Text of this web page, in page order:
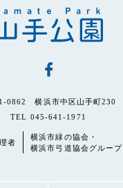
0862 横浜市中区山手町230
TEL 045-641-1971
者
横浜市緑の協会・
横浜市弓道協会グループ